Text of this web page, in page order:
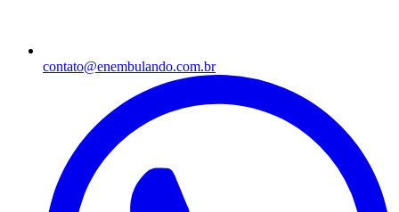
contato@enembulando.com.br